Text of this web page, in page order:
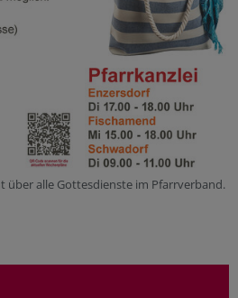
über alle Gottesdienste im Pfarrverband.